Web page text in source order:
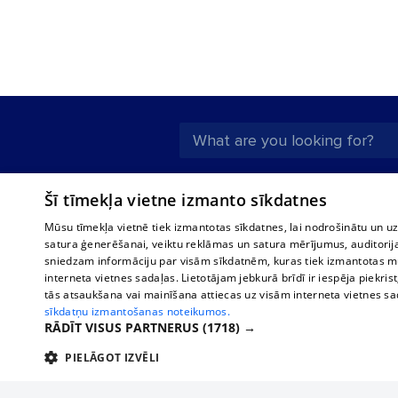
About us
For business
Tariffs
Privacy policy
Cookie settings
Bus
Train
Šī tīmekļa vietne izmanto sīkdatnes
Mūsu tīmekļa vietnē tiek izmantotas sīkdatnes, lai nodrošinātu un
satura ģenerēšanai, veiktu reklāmas un satura mērījumus,
sniedzam informāciju par visām sīkdatnēm, kuras tiek izmantotas
interneta vietnes sadaļas. Lietotājam jebkurā brīdī ir iespēja
tās atsaukšana vai mainīšana attiecas uz visām interneta vietnes
sīkdatņu izmantošanas noteikumos.
RĀDĪT VISUS PARTNERUS (1718) →
PIELĀGOT IZVĒLI